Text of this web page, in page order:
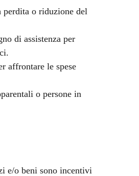
o riduzione del
di assistenza per
affrontare le spese
o persone in
e/o beni sono incentivi